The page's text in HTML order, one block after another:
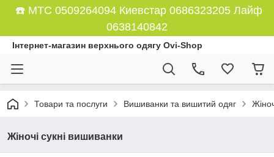
☎️ МТС 0509264094 Киевстар 0686323205 Лайф
0638140842
Інтернет-магазин верхнього одягу Ovi-Shop
Товари та послуги Вишиванки та вишитий одяг
Жіночі сукні вишиванки